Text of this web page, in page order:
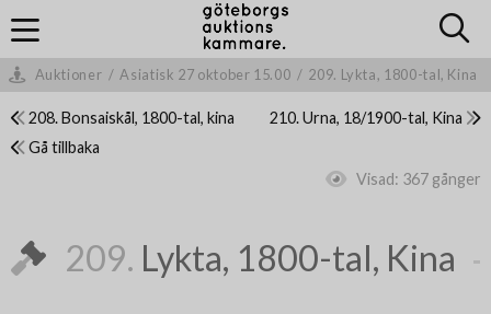
Auktioner / Asiatisk 27 oktober 15.00 / 209. Lykta, 1800-tal, Kina
208. Bonsaiskål, 1800-tal, kina
210. Urna, 18/1900-tal, Kina
Gå tillbaka
Visad: 367 gånger
209. Lykta, 1800-tal, Kina